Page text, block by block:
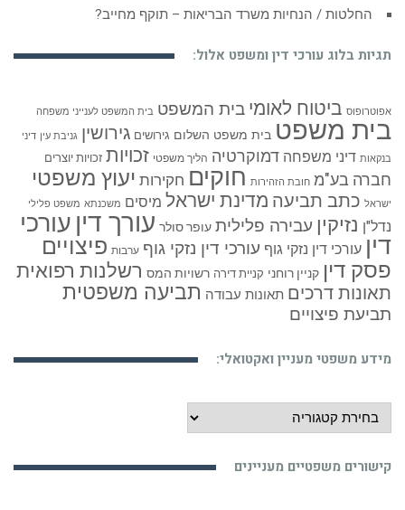
החלטות / הנחיות משרד הבריאות – תוקף מחייב?
תגיות בלוג עורכי דין ומשפט אלול:
אפוטרופוס ביטוח לאומי בית המשפט בית המשפט לענייני משפחה
בית משפט בית משפט השלום גירושים גירושין גניבת עין דיני
בנקאות דיני משפחה דמוקרטיה הליך משפטי זכויות זכויות יוצרים
חברה בע"מ חובת הזהירות חוקים חקירות יעוץ משפטי
ישראל כתב תביעה מדינת ישראל מיסים משכנתא משפט פלילי
נדל"ן נזיקין עבירה פלילית עופר סולר עורך דין עורכי
דין עורכי דין נזקי גוף עורכי דין נזקי גוף ערבות פיצויים
פסק דין קניין רוחני קניית דירה רשויות המס רשלנות רפואית
תאונות דרכים תאונות עבודה תביעה משפטית
תביעת פיצויים
מידע משפטי מעניין ואקטואלי:
מידע
משפטי
ואקטואלי:
קישורים משפטיים מעניינים